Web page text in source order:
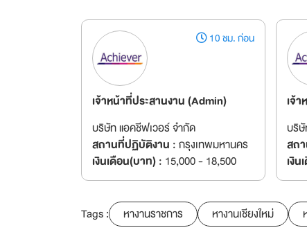
10 ชม. ก่อน
เจ้าหน้าที่ประสานงาน (Admin)
บริษัท แอคชีฟเวอร์ จำกัด
สถานที่ปฏิบัติงาน :กรุงเทพมหานคร
เงินเดือน(บาท) : 15,000 - 18,500
เจ้
บริ
สถ
เงิ
Tags : หางานราชการ หางานเชียงใหม่